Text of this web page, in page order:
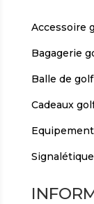
Accessoire
Bagagerie
Balle de
Cadeaux